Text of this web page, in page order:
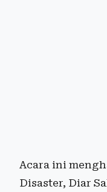
Acara ini
Disaster, Diar